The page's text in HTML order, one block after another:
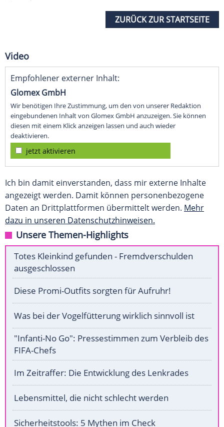
ZURÜCK ZUR STARTSEITE
Video
Empfohlener externer Inhalt:
Glomex GmbH
Wir benötigen Ihre Zustimmung, um den von unserer Redaktion
eingebundenen Inhalt von Glomex GmbH anzuzeigen. Sie können
diesen mit einem Klick anzeigen lassen und auch wieder
deaktivieren.
jetzt aktivieren
Ich bin damit einverstanden, dass mir externe Inhalte
angezeigt werden. Damit können personenbezogene
Daten an Drittplattformen übermittelt werden. Mehr
dazu in unseren Datenschutzhinweisen.
Unsere Themen-Highlights
Totes Kleinkind gefunden - Fremdverschulden
ausgeschlossen
Diese Promi-Outfits sorgten für Aufruhr!
Was bei der Vogelfütterung wirklich sinnvoll ist
"Infanti-No Go": Pressestimmen zum Verbleib des
FIFA-Chefs
Im Zeitraffer: Die Entwicklung des Lenkrades
Lebensmittel, die nicht schlecht werden
Sicherheitstools: 5 Mythen im Check